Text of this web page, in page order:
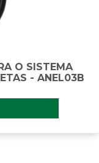
O SISTEMA
- ANEL03B